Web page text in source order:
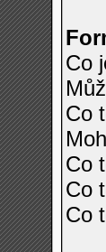
Co
Co
Co
Co
Co